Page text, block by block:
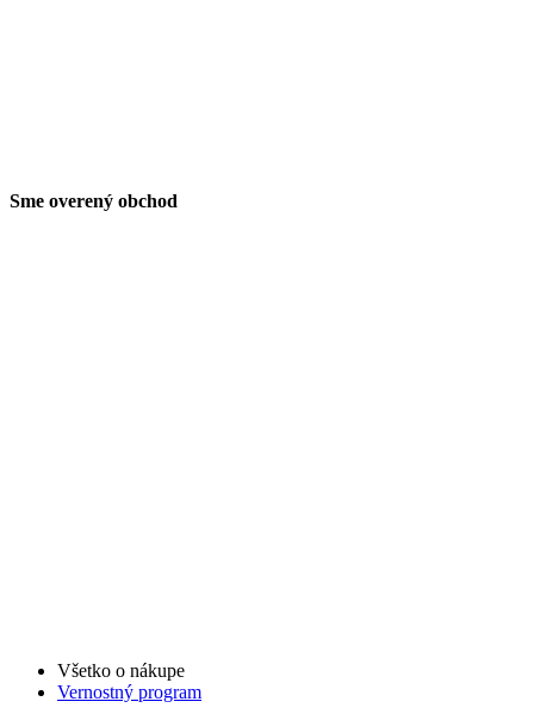
Sme overený obchod
Všetko o nákupe
Vernostný program